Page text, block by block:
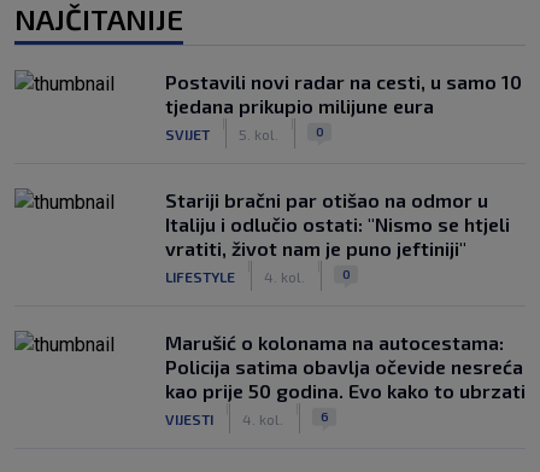
NAJČITANIJE
Postavili novi radar na cesti, u samo 10
tjedana prikupio milijune eura
SVIJET 5. kol. 0
Stariji bračni par otišao na odmor u
Italiju i odlučio ostati: "Nismo se htjeli
vratiti, život nam je puno jeftiniji"
LIFESTYLE 4. kol. 0
Marušić o kolonama na autocestama:
Policija satima obavlja očevide nesreća
kao prije 50 godina. Evo kako to ubrzati
VIJESTI 4. kol. 6